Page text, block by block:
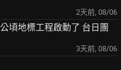
2天前, 08/06
頃地標工程啟動了 台日團
3天前, 08/06